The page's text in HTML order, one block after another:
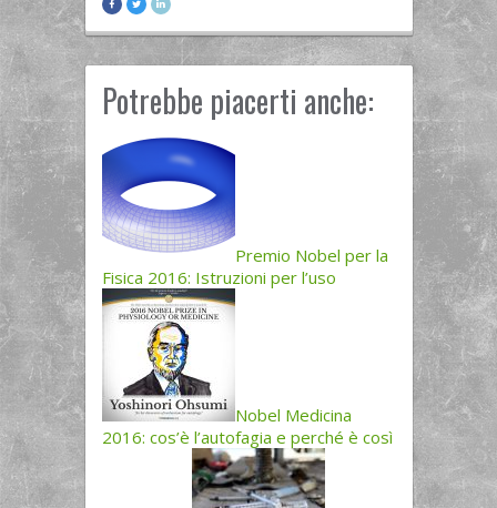
Potrebbe piacerti anche:
Premio Nobel per la
Fisica 2016: Istruzioni per l’uso
Nobel Medicina
2016: cos’è l’autofagia e perché è così